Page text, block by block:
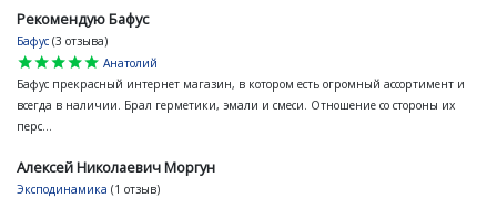
Рекомендую Бафус
Бафус (3 отзыва)
star
star
star
star
star
Анатолий
Бафус прекрасный интернет магазин, в котором есть огромный ассортимент и
всегда в наличии. Брал герметики, эмали и смеси. Отношение со стороны их
перс...
Алексей Николаевич Моргун
Эксподинамика (1 отзыв)